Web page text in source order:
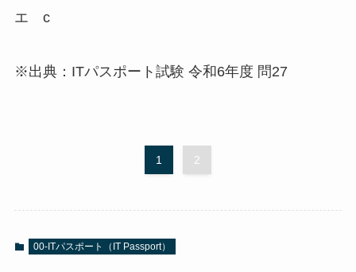
エ c
※出典：ITパスポート試験 令和6年度 問27
1 2
00-ITパスポート（IT Passport）